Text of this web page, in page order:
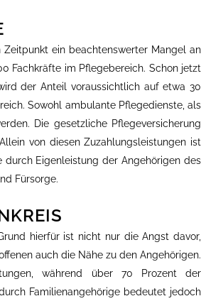
ein beachtenswerter Mangel an
Fachkräfte im Pflegebereich. Schon jetzt
der Anteil voraussichtlich auf etwa 30
Sowohl ambulante Pflegedienste, als
Die gesetzliche Pflegeversicherung
von diesen Zuzahlungsleistungen ist
Eigenleistung der Angehörigen des
Fürsorge.
hierfür ist nicht nur die Angst davor,
auch die Nähe zu den Angehörigen.
während über 70 Prozent der
Familienangehörige bedeutet jedoch